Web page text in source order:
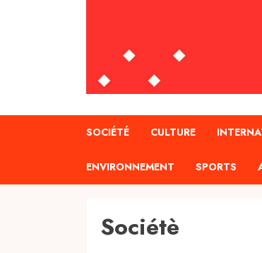
SOCIÉTÉ CULTURE
ENVIRONNEMENT SPORTS
Sociétè